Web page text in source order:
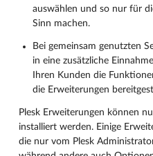
auswählen und so nur für
Sinn machen.
Bei gemeinsam genutzten
in eine zusätzliche
Ihren Kunden die
die Erweiterungen
Plesk Erweiterungen können
installiert werden. Einige
die nur vom Plesk